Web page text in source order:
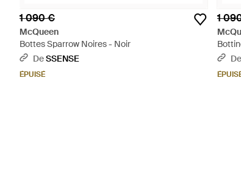
1 090 €
McQueen
Bottes Sparrow Noires - Noir
DeSSENSE
ÉPUISÉ
1
De